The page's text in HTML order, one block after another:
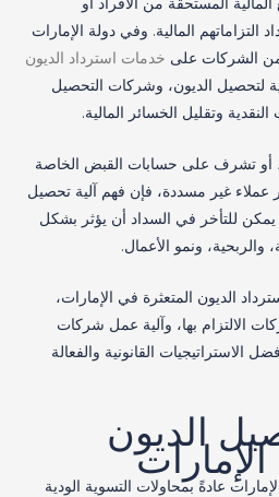
التزاماتهم المالية. وفي دولة الإمارات
من الشركات على خدمات استرداد الديون
لتحصيل الديون، وشركات التحصيل
وتقليل الخسائر المالية.
أو تشرف على حسابات القبض الخاصة
عملاء غير مسددة، فإن فهم آلية تحصيل
يمكن للتأخر في السداد أن يؤثر بشكل
والربحية، ونمو الأعمال.
الديون المتعثرة في الإمارات،
الالتزام بها، وآلية عمل شركات
الاستراتيجيات القانونية والفعالة
الديون
عادةً بمحاولات التسوية الودية